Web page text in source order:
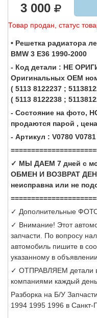
3 000
Товар продан, статус
• Решетка радиатора
BMW 3 E36 1990-2000
- Код детали : НЕ
Оригинальных OEM
( 5113 8122237 ;
( 5113 8122238 ;
- Состояние на фото,
продаются парой ,
- Артикул : V0780 V0781
✓ МЫ ДАЕМ 7 дней с
ОБМЕН И ВОЗВРАТ
неисправна или не
✓ Дополнительные
✓ Внимание! Этот
запчасти. По вопросу
автомобиль пишите в
указанному в
✓ ОТПРАВЛЯЕМ детали
компаниями каждый день .
Разборка на Б/У
1994 1995 1996 в Санкт-